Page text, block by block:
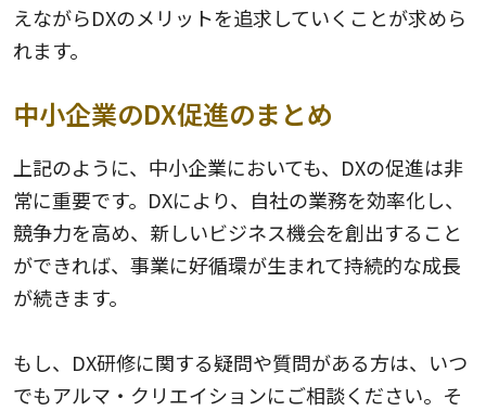
えながらDXのメリットを追求していくことが求めら
れます。
中小企業のDX促進のまとめ
上記のように、中小企業においても、DXの促進は非
常に重要です。DXにより、自社の業務を効率化し、
競争力を高め、新しいビジネス機会を創出すること
ができれば、事業に好循環が生まれて持続的な成長
が続きます。
もし、DX研修に関する疑問や質問がある方は、いつ
でもアルマ・クリエイションにご相談ください。そ